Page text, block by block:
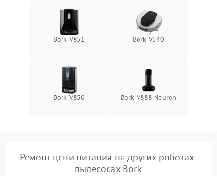
Bork V851 Bork V540
Bork V850 Bork V888 Neuron
Ремонт цепи питания на других роботах-
пылесосах Bork